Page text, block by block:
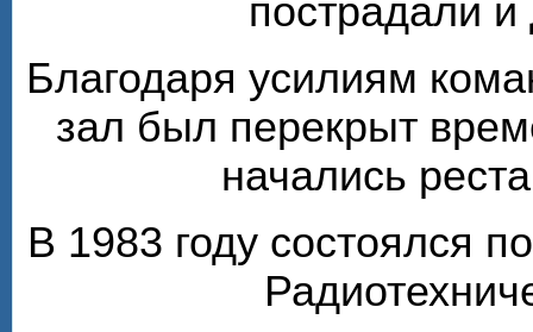
пострадали
Благодаря усилиям
зал был перекрыт
начались
В 1983 году состоялся